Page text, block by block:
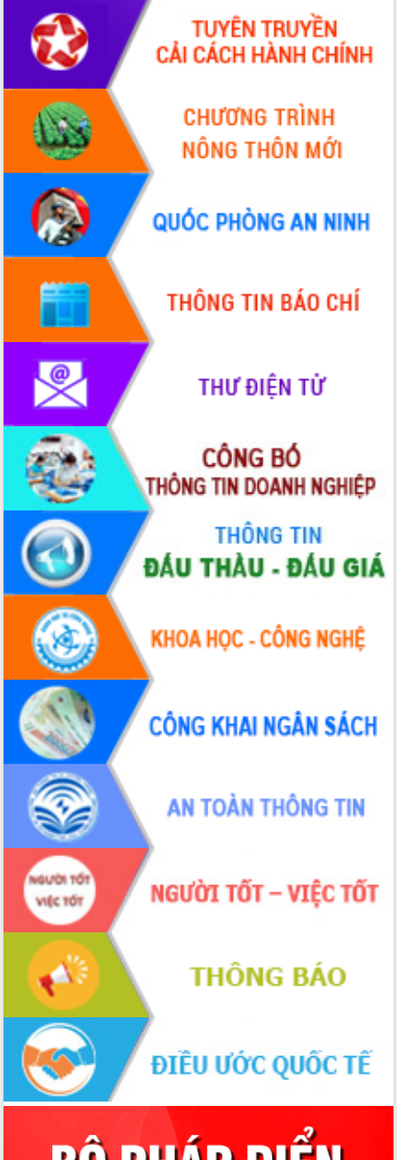
Triển khai đồng bộ đo đạc, lập hồ sơ
địa chính, hoàn thiện cơ sở dữ liệu đất
đai
Ứng dụng sinh trắc học - Bước tiến
trong hành trình chuyển đổi số tại Đắk
Đắk Lắk nâng cao hiệu quả công tác
Đảng từ Sổ tay đảng viên điện tử
Đắk Lắk đẩy mạnh nuôi biển công
nghệ, hướng tới phát triển thủy sản
bền vững
Tập huấn nâng cao năng lực triển khai
chuyển đổi số cho cán bộ, công chức
cấp xã
Đắk Lắk phát động hưởng ứng Ngày
Quyền của người tiêu dùng Việt Nam
Đẩy mạnh cải cách hành chính, quyết
tâm đạt được mục tiêu tăng trưởng
hai con số trong năm 2026
Tổ chức trang trọng Lễ hội Đền thờ
Lương Văn Chánh năm 2026
Phó Bí thư Tỉnh ủy Đắk Lắk Đỗ Hữu
Huy giữ chức Bí thư Đảng ủy Ủy Ban
Nhân dân tỉnh
Bệnh án điện tử thúc đẩy chuyển đổi
số y tế tại Đắk Lắk
Chuyển đổi số thư viện: Mở rộng
không gian tri thức trong thời đại số
Đánh giá, rút kinh nghiệm công tác tổ
chức diễn tập trước ngày bầu cử
Chương trình “Gặp gỡ hữu nghị –
Friendship Meeting New Year 2026”
Bầu cử Quốc hội và HĐND: Cử tri Đắk
Lắk gửi gắm niềm tin, kỳ vọng vào lá
phiếu
Đắk Lắk sẵn sàng các điều kiện cho
Ngày hội bầu cử đại biểu Quốc hội
khóa XVI và HĐND các cấp nhiệm kỳ
2026-2031
Đảm bảo cuộc bầu cử đại biểu Quốc
hội và đại biểu HĐND các cấp diễn ra
an toàn, hiệu quả, đúng quy định
Thủ tướng Chính phủ Phạm Minh Chính
kiểm tra, chỉ đạo hoàn thành các dự
án cao tốc và thăm khu tái định cư tại
Đắk Lắk
Sôi nổi Hội đua ngựa truyền thống Gò
Thì Thùng mừng Xuân Bính Ngọ 2026
Lãnh đạo tỉnh dâng hương tưởng niệm
tại Đập Đồng Cam đầu Xuân Bính Ngọ
Ngành nông nghiệp phấn đấu tăng
trưởng đạt 5,86% trong năm 2026
UBND tỉnh Đắk Lắk triển khai công tác
quốc phòng, quân sự địa phương năm
2026
Đắk Lắk tập trung toàn lực khắc phục
Đoàn thanh tra EC
Chủ tịch UBND tỉnh Tạ Anh Tuấn thăm,